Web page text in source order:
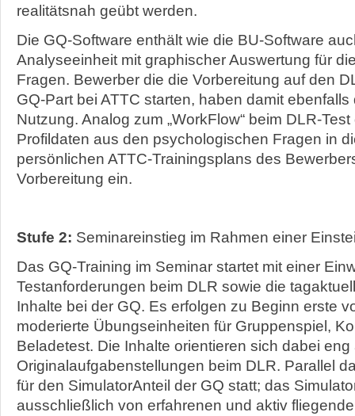
realitätsnah geübt werden.
Die GQ-Software enthält wie die BU-Software
Analyseeinheit mit graphischer Auswertung für
Fragen. Bewerber die die Vorbereitung auf den
GQ-Part bei ATTC starten, haben damit
Nutzung. Analog zum „WorkFlow“ beim DLR-
Profildaten aus den psychologischen Fragen in
persönlichen ATTC-Trainingsplans des
Vorbereitung ein.
Stufe 2: Seminareinstieg im Rahmen einer
Das GQ-Training im Seminar startet mit einer
Testanforderungen beim DLR sowie die
Inhalte bei der GQ. Es erfolgen zu Beginn erste
moderierte Übungseinheiten für Gruppenspiel,
Beladetest. Die Inhalte orientieren sich dabei eng
Originalaufgabenstellungen beim DLR. Parallel
für den SimulatorAnteil der GQ statt; das
ausschließlich von erfahrenen und aktiv